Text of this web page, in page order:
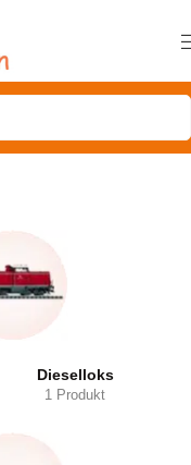
Dieselloks
1 Produkt